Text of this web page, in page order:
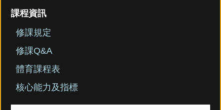
課程資訊
修課規定
修課Q&A
體育課程表
核心能力及指標